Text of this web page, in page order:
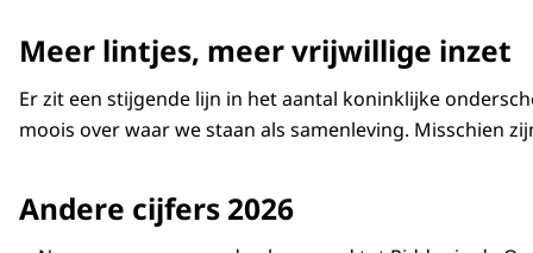
Meer lintjes, meer vrijwillige inzet
Er zit een stijgende lijn in het aantal koninklijke
moois over waar we staan als samenleving. Misschien
Andere cijfers 2026